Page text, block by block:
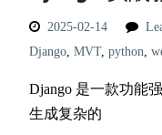
2025-02-14
Django, MVT, python,
Django 是一款功能
生成复杂的